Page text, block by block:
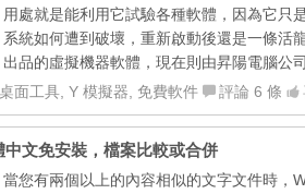
用處就是能利用它試驗各種軟體，因為它只
系統如何遭到破壞，重新啟動後還是一條活
出品的虛擬機器軟體，現在則由昇陽電腦公
面工具 Y 模擬器 免費軟件 評論 6 條
文免安裝，檔案比較或合併
當您有兩個以上的內容相似的文字文件時，